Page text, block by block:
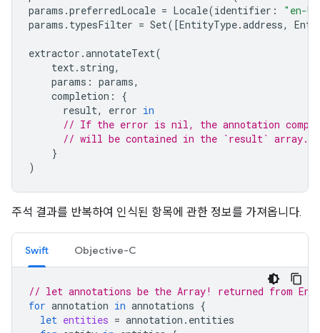
params .preferredLocale = Locale(identifier :
"en-
params . typesFilter = Set([EntityType.address,
extractor .annotateText(
text. string,
params : params,
completion :
{
result, error in
// If the error is nil, the annotation
// will be contained in the `result` array.
}
)
주석 결과를 반복하여 인식된 항목에 관한 정보를 가져옵니다.
Swift Objective-C
// let annotations be the Array! returned from
for annotation in annotations {
let entities = annotation . entities